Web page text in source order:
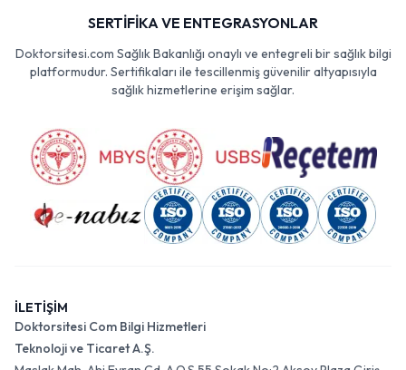
SERTİFİKA VE ENTEGRASYONLAR
Doktorsitesi.com Sağlık Bakanlığı onaylı ve entegreli bir sağlık bilgi
platformudur. Sertifikaları ile tescillenmiş güvenilir altyapısıyla
sağlık hizmetlerine erişim sağlar.
İLETİŞİM
Doktorsitesi Com Bilgi Hizmetleri
Teknoloji ve Ticaret A.Ş.